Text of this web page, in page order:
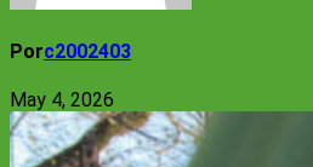
Porc2002403
May 4, 2026